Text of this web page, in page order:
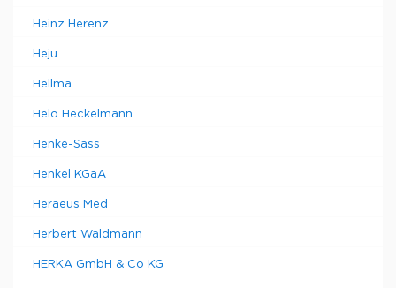
Heinz Herenz
Heju
Hellma
Helo Heckelmann
Henke-Sass
Henkel KGaA
Heraeus Med
Herbert Waldmann
HERKA GmbH & Co KG